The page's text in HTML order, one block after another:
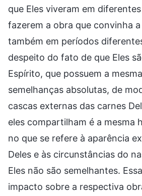
que Eles viveram em
fazerem a obra que convinha
também em períodos
despeito do fato de que Eles
Espírito, que possuem a
semelhanças absolutas, de
cascas externas das carnes
eles compartilham é a mesma
no que se refere à aparência
Deles e às circunstâncias do
Eles não são semelhantes.
impacto sobre a respectiva